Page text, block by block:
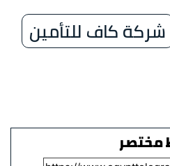
شركة كاف للتأمين
مختصر